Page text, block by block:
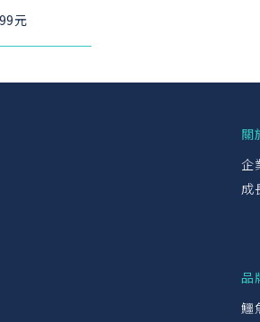
元
關
企
成
品
鱷